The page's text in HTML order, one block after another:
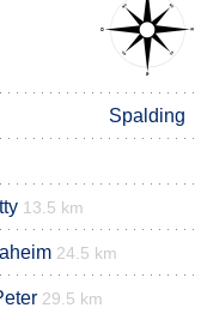
Spalding
13.5 km
24.5 km
29.5 km